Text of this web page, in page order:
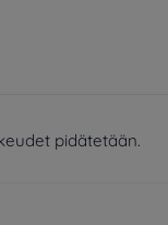
pidätetään.